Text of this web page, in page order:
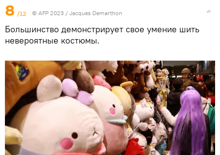
8 /12 © AFP 2023 / Jacques Demarthon
Большинство демонстрирует свое умение шить
невероятные костюмы.